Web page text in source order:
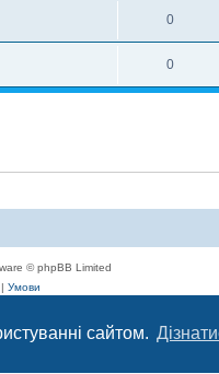
сайтом.
0
0
© phpBB Limited
| Умови